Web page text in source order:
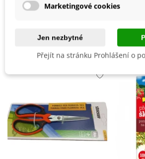
Odrůda
Nehybridní
Mohlo by se také hodit
Marketingové cookies
Jen nezbytné
Přejít na stránku Prohlášení o